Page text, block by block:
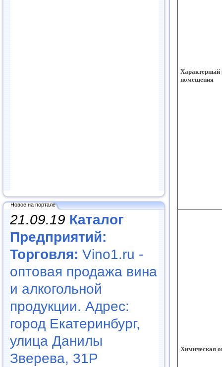
Новое на портале
21.09.19 Каталог
Предприятий:
Торговля: Vino1.ru -
оптовая продажа вина
и алкогольной
продукции. Адрес:
город Екатеринбург,
улица Данилы
Зверева, 31Р
Характерный
помещения
Химическая